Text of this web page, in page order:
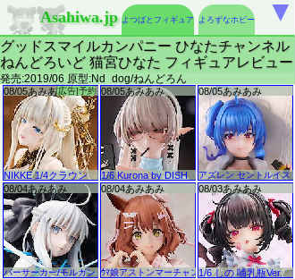
Asahiwa.jp よつばとフィギュア よろずなホビー
グッドスマイルカンパニー ひなたチャンネル
ねんどろいど 猫宮ひなた フィギュアレビュー
発売:2019/06 原型:Nd_dog/ねんどろん
▼